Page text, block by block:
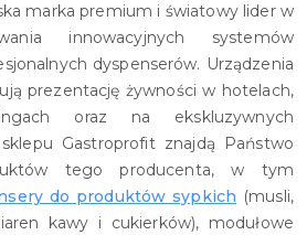
marka premium i światowy lider w
innowacyjnych systemów
dyspenserów. Urządzenia
prezentację żywności w hotelach,
oraz na ekskluzywnych
Gastroprofit znajdą Państwo
tego producenta, w tym
do produktów sypkich (musli,
kawy i cukierków), modułowe